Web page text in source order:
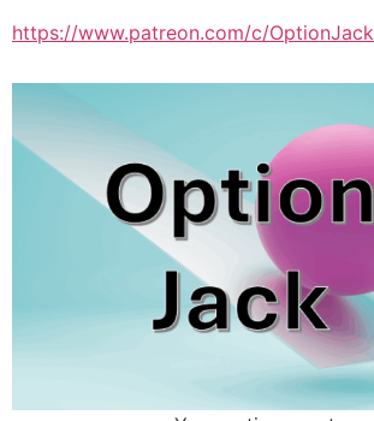
https://www.patreon.com/c/OptionJack